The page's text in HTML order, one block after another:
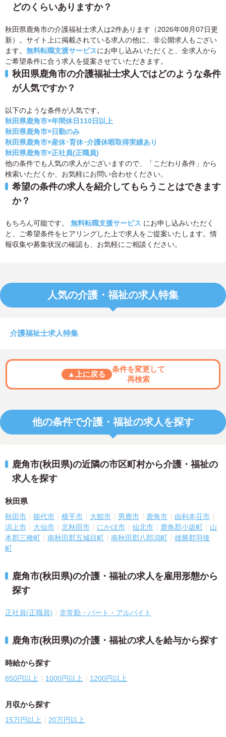
どのくらいありますか？
秋田県鹿角市の介護福祉士求人は2件あります（2026年08月07日更
新）。サイト上に掲載されている求人の他に、非公開求人もござい
ます。 無料転職支援サービスにお申し込みいただくと、全求人から
ご希望条件に合う求人を提案させていただきます。
秋田県鹿角市の介護福祉士求人ではどのような条件
が人気ですか？
以下のような条件が人気です。
秋田県鹿角市×年間休日110日以上
秋田県鹿角市×日勤のみ
秋田県鹿角市×産休･育休･介護休暇取得実績あり
秋田県鹿角市×正社員(正職員)
他の条件でも人気の求人がございますので、「こだわり条件」から
検索いただくか、お気軽にお問い合わせください。
希望の条件の求人を紹介してもらうことはできます
か？
もちろん可能です。 無料転職支援サービス にお申し込みいただく
と、ご希望条件をヒアリングした上で求人をご提案いたします。情
報収集や募集状況の確認も、お気軽にご相談ください。
人気の介護・福祉の求人特集
介護福祉士求人特集
▲上に戻る
条件を変更して
再検索
他の条件で介護・福祉の求人を探す
鹿角市(秋田県)の近隣の市区町村から介護・福祉の
求人を探す
秋田県
秋田市 能代市 横手市 大館市 男鹿市 鹿角市
由利本荘市
潟上市
大仙市 北秋田市 にかほ市 仙北市 鹿角郡小坂町
山
本郡三種町
南秋田郡五城目町 南秋田郡八郎潟町
雄勝郡羽後
町
鹿角市(秋田県)の介護・福祉の求人を雇用形態から
探す
正社員(正職員) 非常勤・パート・アルバイト
鹿角市(秋田県)の介護・福祉の求人を給与から探す
時給から探す
850円以上 1000円以上 1200円以上
月収から探す
15万円以上 20万円以上